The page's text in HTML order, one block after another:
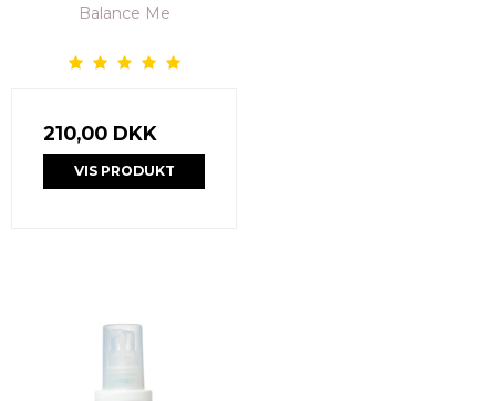
Balance Me
210,00 DKK
VIS PRODUKT